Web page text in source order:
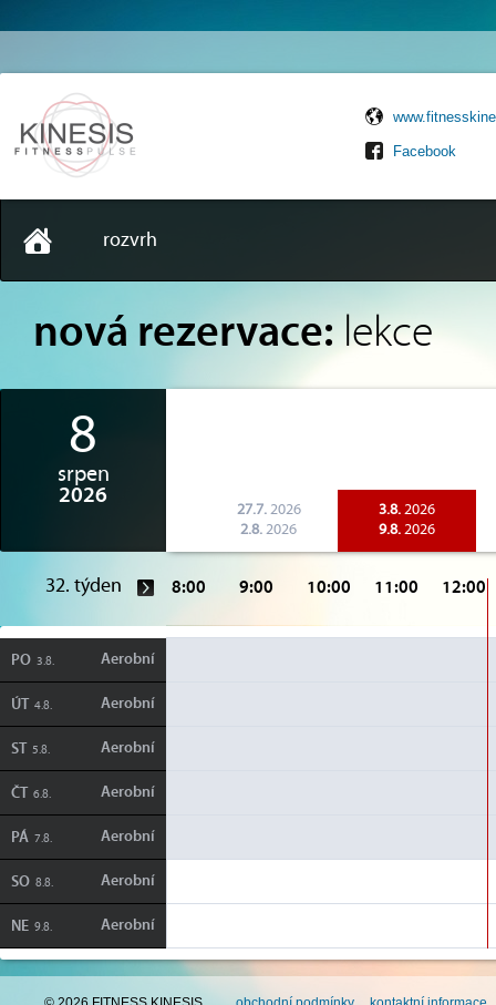
Facebook
rozvrh
nová rezervace:lekce
8
srpen
2026
27.7. 2026
2.8. 2026
3.8. 2026
9.8. 2026
32. týden 8:00 9:00 10:00 11:00 12:00
PO 3.8. Aerobní
ÚT 4.8. Aerobní
ST 5.8. Aerobní
ČT 6.8. Aerobní
PÁ 7.8. Aerobní
SO 8.8. Aerobní
NE 9.8. Aerobní